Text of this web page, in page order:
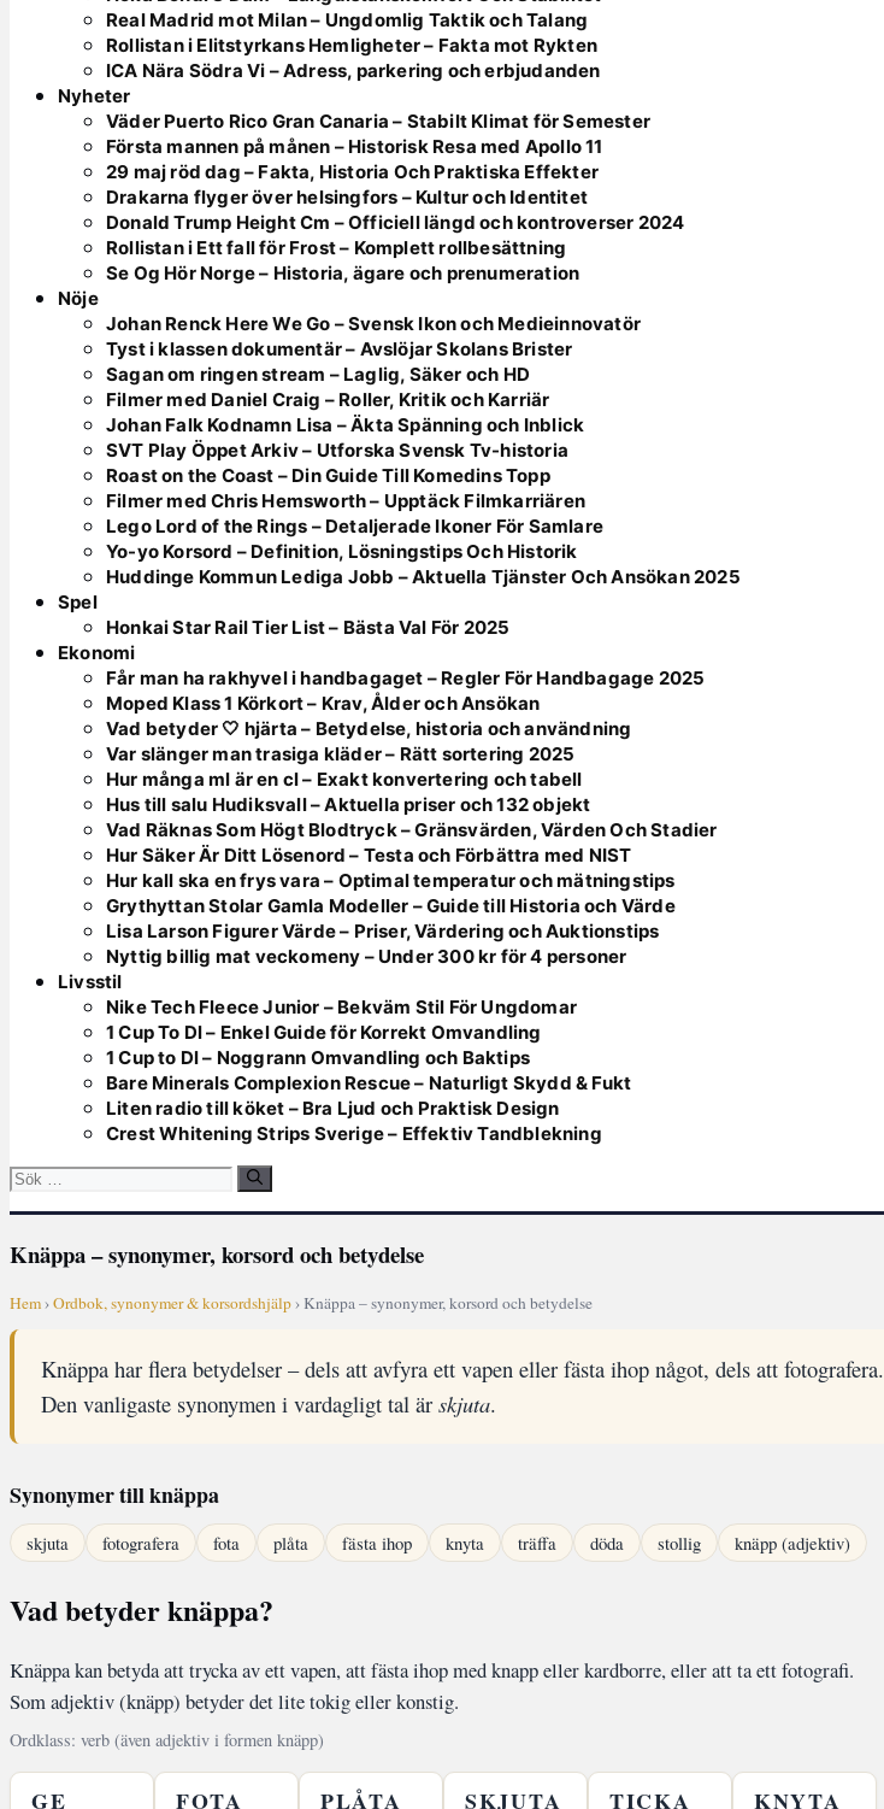
Real Madrid mot Milan – Ungdomlig Taktik och Talang
Rollistan i Elitstyrkans Hemligheter – Fakta mot Rykten
ICA Nära Södra Vi – Adress, parkering och erbjudanden
Nyheter
Väder Puerto Rico Gran Canaria – Stabilt Klimat för Semester
Första mannen på månen – Historisk Resa med Apollo 11
29 maj röd dag – Fakta, Historia Och Praktiska Effekter
Drakarna flyger över helsingfors – Kultur och Identitet
Donald Trump Height Cm – Officiell längd och kontroverser 2024
Rollistan i Ett fall för Frost – Komplett rollbesättning
Se Og Hör Norge – Historia, ägare och prenumeration
Nöje
Johan Renck Here We Go – Svensk Ikon och Medieinnovatör
Tyst i klassen dokumentär – Avslöjar Skolans Brister
Sagan om ringen stream – Laglig, Säker och HD
Filmer med Daniel Craig – Roller, Kritik och Karriär
Johan Falk Kodnamn Lisa – Äkta Spänning och Inblick
SVT Play Öppet Arkiv – Utforska Svensk Tv-historia
Roast on the Coast – Din Guide Till Komedins Topp
Filmer med Chris Hemsworth – Upptäck Filmkarriären
Lego Lord of the Rings – Detaljerade Ikoner För Samlare
Yo-yo Korsord – Definition, Lösningstips Och Historik
Huddinge Kommun Lediga Jobb – Aktuella Tjänster Och Ansökan 2025
Spel
Honkai Star Rail Tier List – Bästa Val För 2025
Ekonomi
Får man ha rakhyvel i handbagaget – Regler För Handbagage 2025
Moped Klass 1 Körkort – Krav, Ålder och Ansökan
Vad betyder 🤍 hjärta – Betydelse, historia och användning
Var slänger man trasiga kläder – Rätt sortering 2025
Hur många ml är en cl – Exakt konvertering och tabell
Hus till salu Hudiksvall – Aktuella priser och 132 objekt
Vad Räknas Som Högt Blodtryck – Gränsvärden, Värden Och Stadier
Hur Säker Är Ditt Lösenord – Testa och Förbättra med NIST
Hur kall ska en frys vara – Optimal temperatur och mätningstips
Grythyttan Stolar Gamla Modeller – Guide till Historia och Värde
Lisa Larson Figurer Värde – Priser, Värdering och Auktionstips
Nyttig billig mat veckomeny – Under 300 kr för 4 personer
Livsstil
Nike Tech Fleece Junior – Bekväm Stil För Ungdomar
1 Cup To Dl – Enkel Guide för Korrekt Omvandling
1 Cup to Dl – Noggrann Omvandling och Baktips
Bare Minerals Complexion Rescue – Naturligt Skydd & Fukt
Liten radio till köket – Bra Ljud och Praktisk Design
Crest Whitening Strips Sverige – Effektiv Tandblekning
Sök
Knäppa – synonymer, korsord och betydelse
Hem›Ordbok, synonymer & korsordshjälp› Knäppa – synonymer, korsord och betydelse
Knäppa har flera betydelser – dels att avfyra ett vapen eller fästa ihop något, dels att fotografera.
Den vanligaste synonymen i vardagligt tal ärskjuta.
Synonymer till knäppa
skjuta fotografera fota plåta fästa ihop knyta träffa döda stollig knäpp (adjektiv)
Vad betyder knäppa?
Knäppa kan betyda att trycka av ett vapen, att fästa ihop med knapp eller kardborre, eller att ta ett fotografi.
Som adjektiv (knäpp) betyder det lite tokig eller konstig.
Ordklass: verb (även adjektiv i formen knäpp)
GE FOTA PLÅTA SKJUTA TICKA KNYTA